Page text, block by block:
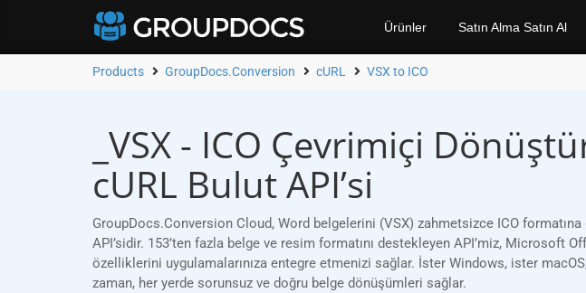
Ürünler Satın Alma Satın Al
Products GroupDocs.Conversion cURL VSX to ICO
_VSX - ICO Çevrimiçi
cURL Bulut API’si
GroupDocs.Conversion Cloud, Word belgelerini (VSX) zahmetsizce ICO
API’sidir. 153’ten fazla belge ve resim formatını destekleyen API’miz, Microsoft
özelliklerini uygulamalarınıza entegre etmenizi sağlar. İster Windows, ister
zaman, her yerde sorunsuz ve doğru belge dönüşümleri sağlar.